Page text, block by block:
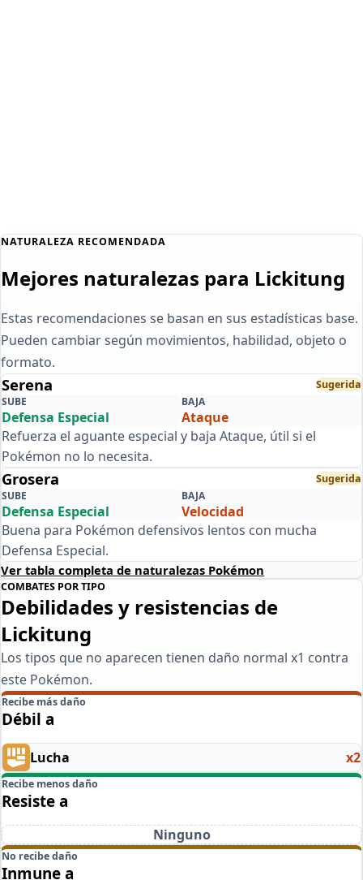
NATURALEZA RECOMENDADA
Mejores naturalezas para Lickitung
Estas recomendaciones se basan en sus estadísticas base.
Pueden cambiar según movimientos, habilidad, objeto o
formato.
Serena
Sugerida
SUBE
Defensa Especial
BAJA
Ataque
Refuerza el aguante especial y baja Ataque, útil si el
Pokémon no lo necesita.
Grosera
Sugerida
SUBE
Defensa Especial
BAJA
Velocidad
Buena para Pokémon defensivos lentos con mucha
Defensa Especial.
Ver tabla completa de naturalezas Pokémon
COMBATES POR TIPO
Debilidades y resistencias de
Lickitung
Los tipos que no aparecen tienen daño normal x1 contra
este Pokémon.
Recibe más daño
Débil a
Lucha x2
Recibe menos daño
Resiste a
Ninguno
No recibe daño
Inmune a